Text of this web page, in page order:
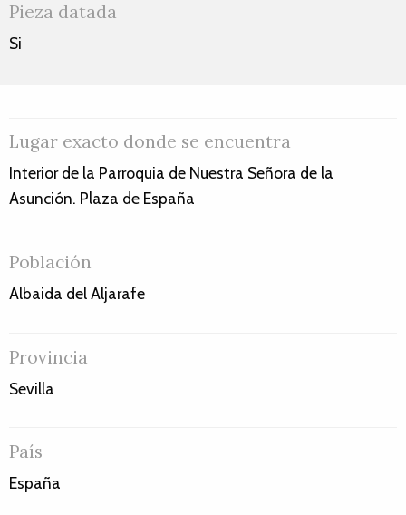
Pieza datada
Si
Lugar exacto donde se encuentra
Interior de la Parroquia de Nuestra Señora de la
Asunción. Plaza de España
Población
Albaida del Aljarafe
Provincia
Sevilla
País
España